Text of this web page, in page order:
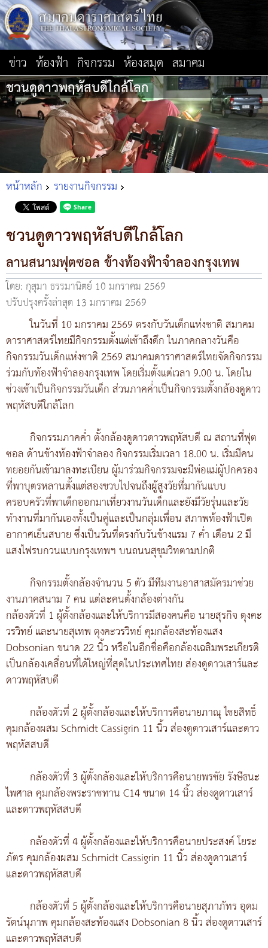
ข่าว ท้องฟ้า กิจกรรม ห้องสมุด สมาคม
ชวนดูดาวพฤหัสบดีใกล้โลก
หน้าหลัก รายงานกิจกรรม
ชวนดูดาวพฤหัสบดีใกล้โลก
ลานสนามฟุตซอล ข้างท้องฟ้าจำลองกรุงเทพ
โดย: กุสุมา ธรรมานิตย์ 10 มกราคม 2569
ปรับปรุงครั้งล่าสุด 13 มกราคม 2569
ในวันที่ 10 มกราคม 2569 ตรงกับวันเด็กแห่งชาติ สมาคม
ดาราศาสตร์ไทยมีกิจกรรมตั้งแต่เช้าถึงดึก ในภาคกลางวันคือ
กิจกรรมวันเด็กแห่งชาติ 2569 สมาคมดาราศาสตร์ไทยจัดกิจกรรม
ร่วมกับท้องฟ้าจำลองกรุงเทพ โดยเริ่มตั้งแต่เวลา 9.00 น. โดยใน
ช่วงเช้าเป็นกิจกรรมวันเด็ก ส่วนภาคค่ำเป็นกิจกรรมตั้งกล้องดูดาว
พฤหัสบดีใกล้โลก
กิจกรรมภาคค่ำ ตั้งกล้องดูดาวดาวพฤหัสบดี ณ สถานที่ฟุต
ซอล ด้านข้างท้องฟ้าจำลอง กิจกรรมเริ่มเวลา 18.00 น. เริ่มมีคน
ทยอยกันเข้ามาลงทะเบียน ผู้มาร่วมกิจกรรมจะมีพ่อแม่ผู้ปกครอง
ที่พาบุตรหลานตั้งแต่สองขวบไปจนถึงผู้สูงวัยที่มากันแบบ
ครอบครัวที่พาเด็กออกมาเที่ยวงานวันเด็กและยังมีวัยรุ่นและวัย
ทำงานที่มากันเองทั้งเป็นคู่และเป็นกลุ่มเพื่อน สภาพท้องฟ้าเปิด
อากาศเย็นสบาย ซึ่งเป็นวันที่ตรงกับวันข้างแรม 7 ค่ำ เดือน 2 มี
แสงไฟรบกวนแบบกรุงเทพฯ บนถนนสุขุมวิทตามปกติ
กิจกรรมตั้งกล้องจำนวน 5 ตัว มีทีมงานอาสาสมัครมาช่วย
งานภาคสนาม 7 คน แต่ละคนตั้งกล้องต่างกัน
กล้องตัวที่ 1 ผู้ตั้งกล้องและให้บริการมีสองคนคือ นายสุรกิจ ตุงคะ
วรวิทย์ และนายสุเทพ ตุงคะวรวิทย์ คุมกล้องสะท้องแสง
Dobsonian ขนาด 22 นิ้ว หรือในอีกชื่อคือกล้องเฉลิมพระเกียรติ
เป็นกล้องเคลื่อนที่ได้ใหญ่ที่สุดในประเทศไทย ส่องดูดาวเสาร์และ
ดาวพฤหัสบดี
กล้องตัวที่ 2 ผู้ตั้งกล้องและให้บริการคือนายภาณุ ไชยสิทธิ์
คุมกล้องผสม Schmidt Cassigrin 11 นิ้ว ส่องดูดาวเสาร์และดาว
พฤหัสสบดี
กล้องตัวที่ 3 ผู้ตั้งกล้องและให้บริการคือนายพรชัย รังษีธนะ
ไพศาล คุมกล้องพระราชทาน C14 ขนาด 14 นิ้ว ส่องดูดาวเสาร์
และดาวพฤหัสสบดี
กล้องตัวที่ 4 ผู้ตั้งกล้องและให้บริการคือนายประสงค์ โยระ
ภัตร คุมกล้องผสม Schmidt Cassigrin 11 นิ้ว ส่องดูดาวเสาร์
และดาวพฤหัสสบดี
กล้องตัวที่ 5 ผู้ตั้งกล้องและให้บริการคือนายสุภาภัทร อุดม
รัตน์นุภาพ คุมกล้องสะท้องแสง Dobsonian 8 นิ้ว ส่องดูดาวเสาร์
และดาวพฤหัสสบดี